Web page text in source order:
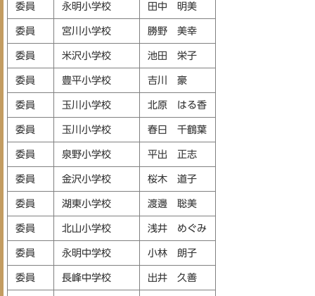
委員 永明小学校 田中 明美
委員 宮川小学校 勝野 美幸
委員 米沢小学校 池田 栄子
委員 豊平小学校 吉川 豪
委員 玉川小学校 北原 はる香
委員 玉川小学校 春日 千鶴葉
委員 泉野小学校 平出 正志
委員 金沢小学校 桜木 道子
委員 湖東小学校 渡邊 聡美
委員 北山小学校 浅井 めぐみ
委員 永明中学校 小林 朗子
委員 長峰中学校 ​出井 久善